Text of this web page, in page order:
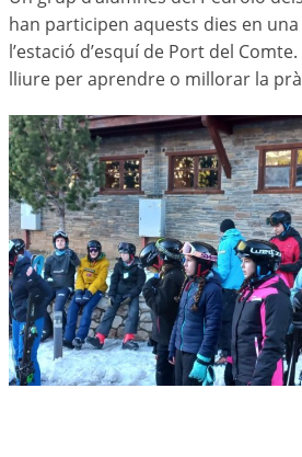
han participen aquests dies en
l’estació d’esquí de Port del
lliure per aprendre o millorar la